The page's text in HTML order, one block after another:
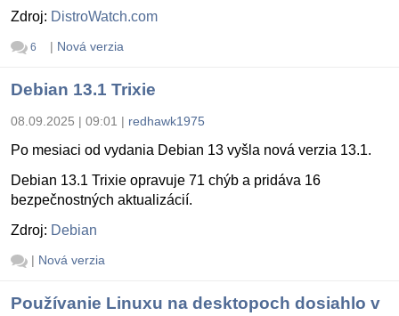
Zdroj: DistroWatch.com
6 | Nová verzia
Debian 13.1 Trixie
08.09.2025 | 09:01 | redhawk1975
Po mesiaci od vydania Debian 13 vyšla nová verzia 13.1.
Debian 13.1 Trixie opravuje 71 chýb a pridáva 16
bezpečnostných aktualizácií.
Zdroj: Debian
| Nová verzia
Používanie Linuxu na desktopoch dosiahlo v